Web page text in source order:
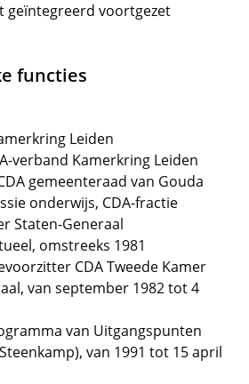
geïntegreerd voortgezet
functies
Leiden
verband Kamerkring Leiden
gemeenteraad van Gouda
onderwijs, CDA-fractie
Staten-Generaal
omstreeks 1981
CDA Tweede Kamer
van september 1982 tot 4
van Uitgangspunten
van 1991 tot 15 april